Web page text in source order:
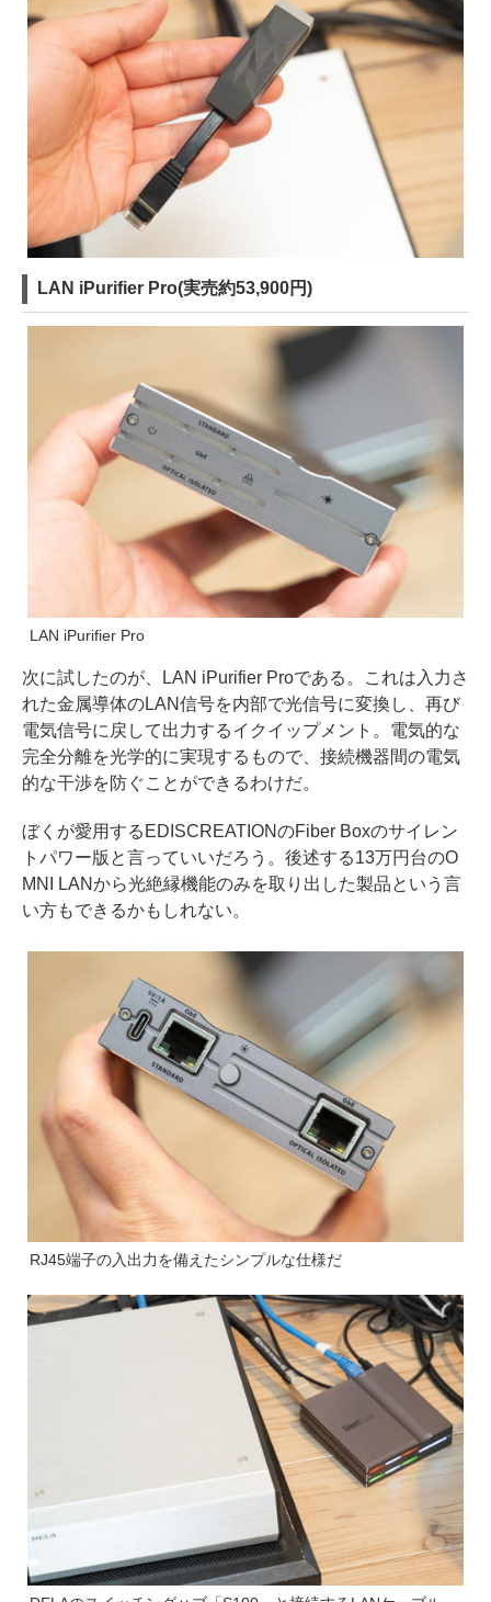
LAN iPurifier Pro(実売約53,900円)
LAN iPurifier Pro
次に試したのが、LAN iPurifier Proである。これは入力さ
れた金属導体のLAN信号を内部で光信号に変換し、再び
電気信号に戻して出力するイクイップメント。電気的な
完全分離を光学的に実現するもので、接続機器間の電気
的な干渉を防ぐことができるわけだ。
ぼくが愛用するEDISCREATIONのFiber Boxのサイレン
トパワー版と言っていいだろう。後述する13万円台のO
MNI LANから光絶縁機能のみを取り出した製品という言
い方もできるかもしれない。
RJ45端子の入出力を備えたシンプルな仕様だ